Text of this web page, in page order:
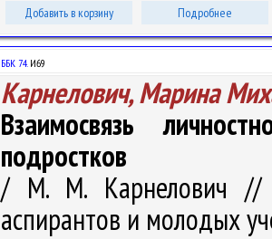
Добавить в корзину Подробнее
ББК 74.И69
Карнелович, Марина
Взаимосвязь
подростков
/ М. М. Карнелович //
аспирантов и молодых